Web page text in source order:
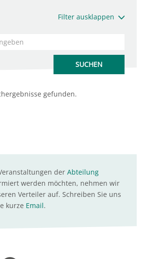
Filter ausklappen
gefunden.
der Abteilung
werden möchten, nehmen wir
Verteiler auf. Schreiben Sie uns
kurze Email.